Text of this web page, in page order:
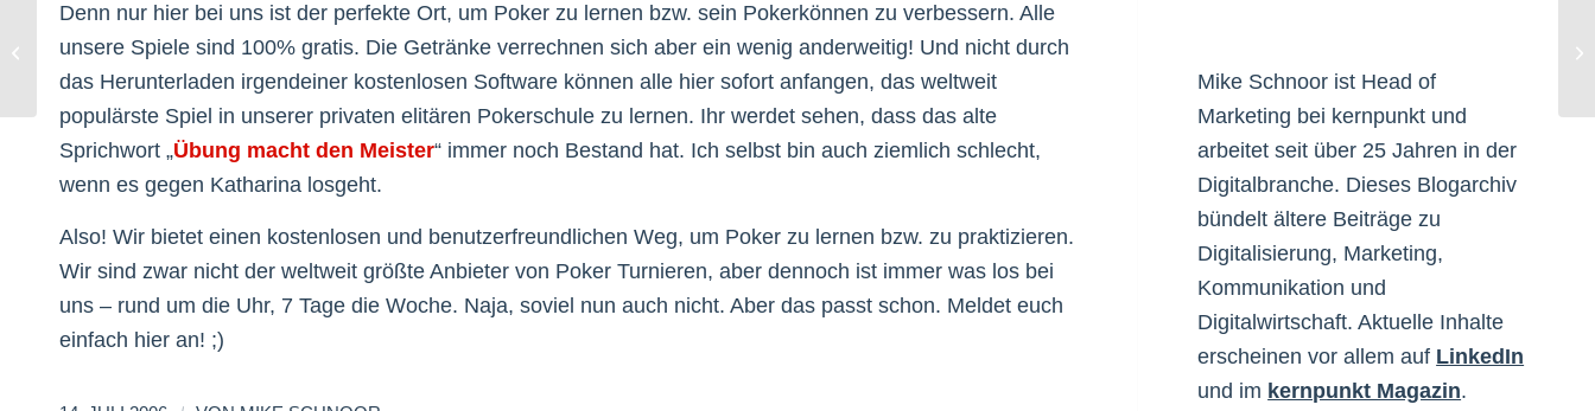
Denn nur hier bei uns ist der perfekte Ort, um Poker zu lernen bzw. sein Pokerkönnen zu verbessern. Alle
unsere Spiele sind 100% gratis. Die Getränke verrechnen sich aber ein wenig anderweitig! Und nicht durch
das Herunterladen irgendeiner kostenlosen Software können alle hier sofort anfangen, das weltweit
populärste Spiel in unserer privaten elitären Pokerschule zu lernen. Ihr werdet sehen, dass das alte
Sprichwort „Übung macht den Meister“ immer noch Bestand hat. Ich selbst bin auch ziemlich schlecht,
wenn es gegen Katharina losgeht.
Also! Wir bietet einen kostenlosen und benutzerfreundlichen Weg, um Poker zu lernen bzw. zu praktizieren.
Wir sind zwar nicht der weltweit größte Anbieter von Poker Turnieren, aber dennoch ist immer was los bei
uns – rund um die Uhr, 7 Tage die Woche. Naja, soviel nun auch nicht. Aber das passt schon. Meldet euch
einfach hier an! ;)
Mike Schnoor ist Head of
Marketing bei kernpunkt und
arbeitet seit über 25 Jahren in der
Digitalbranche. Dieses Blogarchiv
bündelt ältere Beiträge zu
Digitalisierung, Marketing,
Kommunikation und
Digitalwirtschaft. Aktuelle Inhalte
erscheinen vor allem auf LinkedIn
und im kernpunkt Magazin.
Verbesserung des Webseiten-Layouts